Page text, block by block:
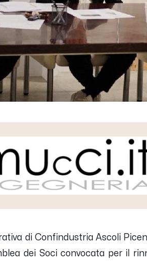
di Confindustria Ascoli
dei Soci convocata per il